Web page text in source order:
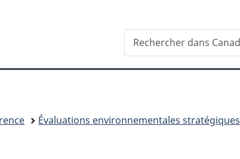
sujet
HTML
Recherche
Rechercher
dans
Évaluations environnementales stratégiques